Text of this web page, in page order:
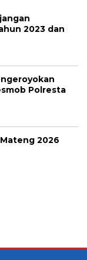
2023 dan
Polresta
2026